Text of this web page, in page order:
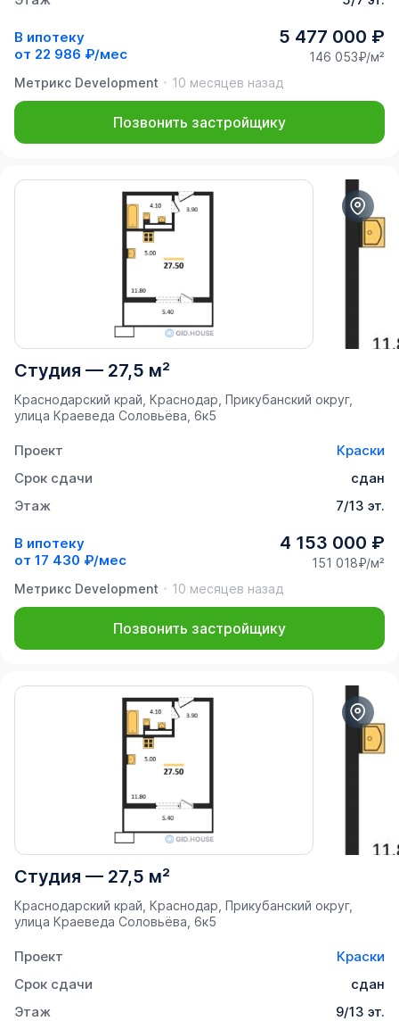
В ипотеку
от 22 986 ₽/мес
5 477 000 ₽
146 053₽/м²
Метрикс Development
10 месяцев назад
Позвонить застройщику
Студия — 27,5 м²
Краснодарский край, Краснодар, Прикубанский округ,
улица Краеведа Соловьёва, 6к5
Проект
Краски
Срок сдачи
сдан
Этаж
7/13 эт.
В ипотеку
от 17 430 ₽/мес
4 153 000 ₽
151 018₽/м²
Метрикс Development
10 месяцев назад
Позвонить застройщику
Студия — 27,5 м²
Краснодарский край, Краснодар, Прикубанский округ,
улица Краеведа Соловьёва, 6к5
Проект
Краски
Срок сдачи
сдан
Этаж
9/13 эт.